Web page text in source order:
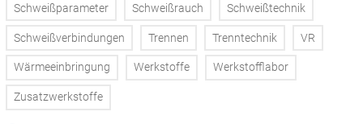
Schweißparameter Schweißrauch Schweißtechnik
Schweißverbindungen Trennen Trenntechnik VR
Wärmeeinbringung Werkstoffe Werkstofflabor
Zusatzwerkstoffe